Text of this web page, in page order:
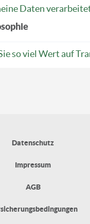
Daten
so viel Wert auf
Datenschutz
Impressum
AGB